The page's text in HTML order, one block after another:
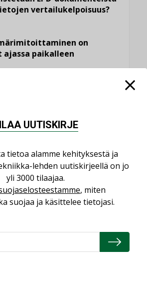
vertailukelpoisuus?
on
paikalleen
UUTISKIRJE
tietoa alamme kehityksestä ja
lehden uutiskirjeellä on jo
yli 3000 tilaajaa.
, miten
suojaa ja käsittelee tietojasi.